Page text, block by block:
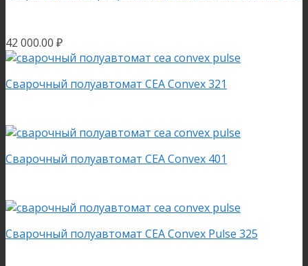
42 000.00 ₽
Сварочный полуавтомат CEA Convex 321
Сварочный полуавтомат CEA Convex 401
Сварочный полуавтомат CEA Convex Pulse 325